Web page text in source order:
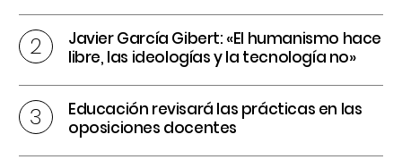
Javier García Gibert: «El humanismo hace
libre, las ideologías y la tecnología no»
Educación revisará las prácticas en las
oposiciones docentes